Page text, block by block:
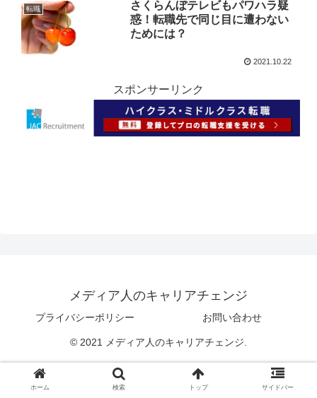
転職
さくらんぼテレビもパワハラ疑
惑！転職先で同じ目に遭わない
ためには？
2021.10.22
スポンサーリンク
メディア人のキャリアチェンジ
プライバシーポリシー お問い合わせ
© 2021 メディア人のキャリアチェンジ.
ホーム 検索 トップ サイドバー